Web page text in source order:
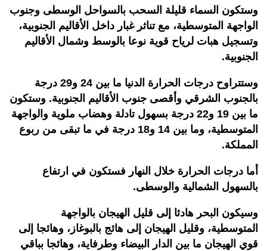
وستكون السماء قليلة السحب بالسواحل الوسطى وجنوب
الواجهة المتوسطية، مع تناثر غبار داخل الأقاليم الجنوبية،
وتسجيل هبات لرياح قوية نوعا بالوسط وشمال الأقاليم
الجنوبية.
وستتراوح درجات الحرارة الدنيا ما بين 24 و29 درجة
بالجنوب الشرقي وأقصى جنوب الأقاليم الجنوبية. وستكون
ما بين 19 و22 درجة بسهول تادلة وهضاب ملوية والواجهة
المتوسطية، وما بين 14 و18 درجة في ما تبقى من ربوع
المملكة.
أما درجات الحرارة خلال النهار فستكون في ارتفاع
بالسهول الشمالية والوسطى.
وسيكون البحر هادئا إلى قليل الهيجان بالواجهة
المتوسطية، وقليل الهيجان إلى هائج بالبوغاز، وهائجا إلى
قوي الهيجان ما بين الدار البيضاء وطرفاية، وهائجا بباقي